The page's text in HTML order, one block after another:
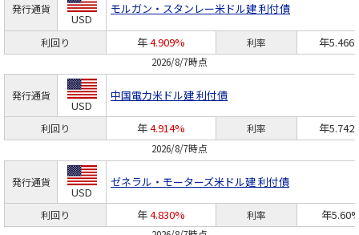
発行通貨
USD
モルガン・スタンレー米ドル建 利付債
利回り 年4.909% 利率 年
2026/8/7時点
発行通貨
USD
中国電力米ドル建 利付債
利回り 年4.914% 利率 年
2026/8/7時点
発行通貨
USD
ゼネラル・モーターズ米ドル建 利付債
利回り 年4.830% 利率 年